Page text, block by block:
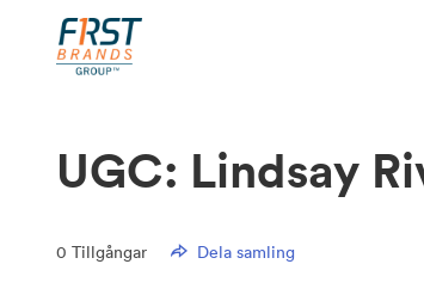
UGC: Lindsay
0 Tillgångar Dela samling